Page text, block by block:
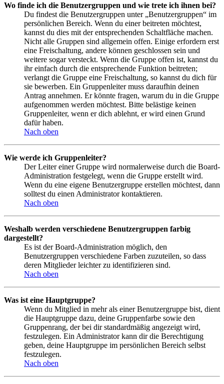
Wo finde ich die Benutzergruppen und wie trete ich ihnen bei?
Du findest die Benutzergruppen unter „Benutzergruppen“ im
persönlichen Bereich. Wenn du einer beitreten möchtest,
kannst du dies mit der entsprechenden Schaltfläche machen.
Nicht alle Gruppen sind allgemein offen. Einige erfordern erst
eine Freischaltung, andere können geschlossen sein und
weitere sogar versteckt. Wenn die Gruppe offen ist, kannst du
ihr einfach durch die entsprechende Funktion beitreten;
verlangt die Gruppe eine Freischaltung, so kannst du dich für
sie bewerben. Ein Gruppenleiter muss daraufhin deinen
Antrag annehmen. Er könnte fragen, warum du in die Gruppe
aufgenommen werden möchtest. Bitte belästige keinen
Gruppenleiter, wenn er dich ablehnt, er wird einen Grund
dafür haben.
Nach oben
Wie werde ich Gruppenleiter?
Der Leiter einer Gruppe wird normalerweise durch die Board-
Administration festgelegt, wenn die Gruppe erstellt wird.
Wenn du eine eigene Benutzergruppe erstellen möchtest, dann
solltest du einen Administrator kontaktieren.
Nach oben
Weshalb werden verschiedene Benutzergruppen farbig
dargestellt?
Es ist der Board-Administration möglich, den
Benutzergruppen verschiedene Farben zuzuteilen, so dass
deren Mitglieder leichter zu identifizieren sind.
Nach oben
Was ist eine Hauptgruppe?
Wenn du Mitglied in mehr als einer Benutzergruppe bist, dient
die Hauptgruppe dazu, deine Gruppenfarbe sowie den
Gruppenrang, der bei dir standardmäßig angezeigt wird,
festzulegen. Ein Administrator kann dir die Berechtigung
geben, deine Hauptgruppe im persönlichen Bereich selbst
festzulegen.
Nach oben